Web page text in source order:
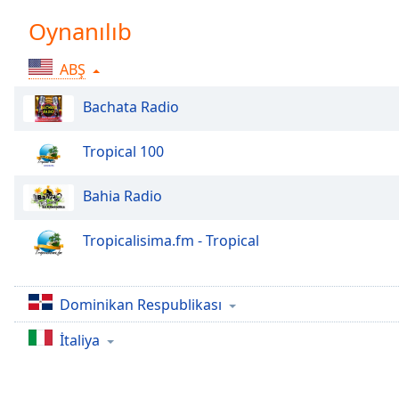
Chapters
Descriptions
descriptions
off,
selected
subtitles
settings,
opens
settings
dialog
subtitles
off
Oynanılıb
ABŞ
Bachata Radio
Tropical 100
Bahia Radio
Tropicalisima.fm - Tropical
Dominikan Respublikası
İtaliya